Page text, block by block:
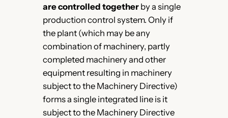
are controlled togetherby a single
production control system. Only if
the plant (which may be any
combination of machinery, partly
completed machinery and other
equipment resulting in machinery
subject to the Machinery Directive)
forms a single integrated line is it
subject to the Machinery Directive